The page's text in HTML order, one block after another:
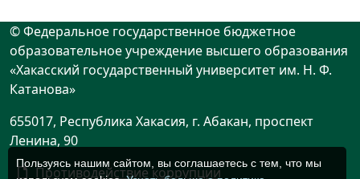
Пользуясь нашим сайтом, вы соглашаетесь с тем, что мы
© Федеральное государственное бюджетное
образовательное учреждение высшего образования
«Хакасский государственный университет им. Н. Ф.
Катанова»
655017, Республика Хакасия, г. Абакан, проспект
Ленина, 90
Противодействие коррупции